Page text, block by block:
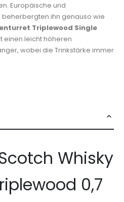
Europäische und
ihn genauso wie
Triplewood Single
einen leicht höheren
wobei die Trinkstärke immer
Whisky
0,7